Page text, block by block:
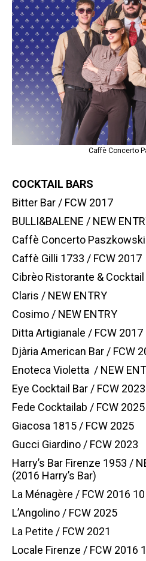
Caffè Concerto
COCKTAIL BARS
Bitter Bar / FCW 2017
BULLI&BALENE / NEW
Caffè Concerto Paszkowski
Caffè Gilli 1733 / FCW 2017
Cibrèo Ristorante & Cocktail
Claris / NEW ENTRY
Cosimo / NEW ENTRY
Ditta Artigianale / FCW 2017
Djària American Bar / FCW
Enoteca Violetta / NEW
Eye Cocktail Bar / FCW 2023
Fede Cocktailab / FCW 2025
Giacosa 1815 / FCW 2025
Gucci Giardino / FCW 2023
Harry’s Bar Firenze 1953 /
(2016 Harry’s Bar)
La Ménagère / FCW 2016 10
L’Angolino / FCW 2025
La Petite / FCW 2021
Locale Firenze / FCW 2016